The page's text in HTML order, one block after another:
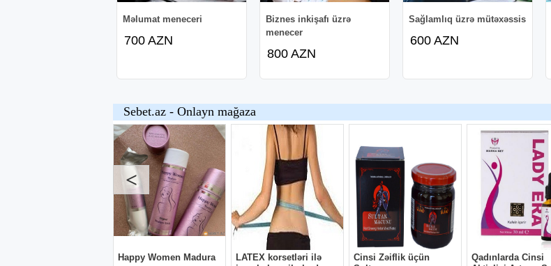
Məlumat meneceri
700 AZN
Biznes inkişafı üzrə
menecer
800 AZN
Sağlamlıq üzrə mütəxəssis
600 AZN